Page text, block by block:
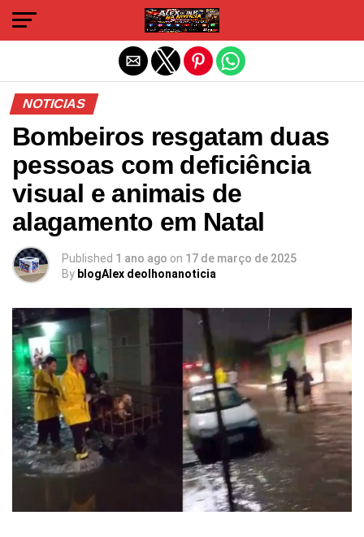
NOTICIAS
Bombeiros resgatam duas
pessoas com deficiência
visual e animais de
alagamento em Natal
Published 1 ano ago on 17 de março de 2025
By blogAlex deolhonanoticia
Sair da versão mobile